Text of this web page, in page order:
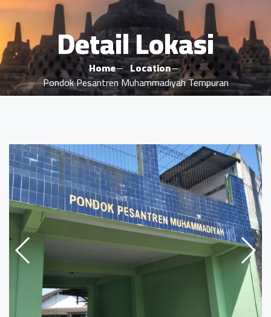
Detail Lokasi
Home
Location
Pondok Pesantren Muhammadiyah Tempuran